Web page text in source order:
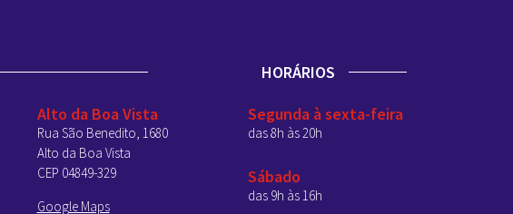
HORÁRIOS
Alto da Boa Vista
Rua São Benedito, 1680
Alto da Boa Vista
CEP 04849-329
Google Maps
Segunda à sexta-feira
das 8h às 20h
Sábado
das 9h às 16h